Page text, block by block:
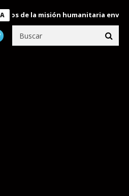
la misión humanitaria enviada a